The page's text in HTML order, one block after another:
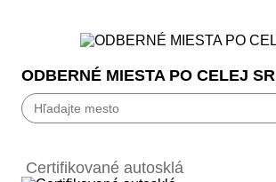
ODBERNÉ MIESTA PO CELEJ SR
Bardejov
Certifikované autosklá